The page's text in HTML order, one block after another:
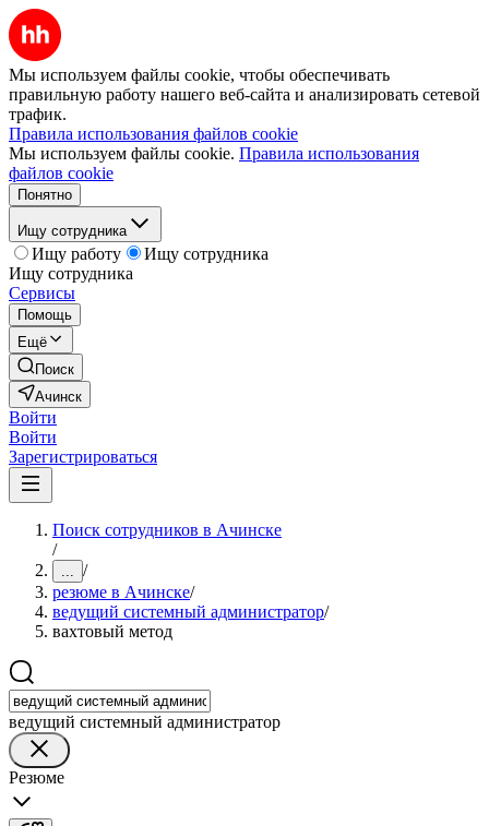
Мы используем файлы cookie, чтобы обеспечивать
правильную работу нашего веб-сайта и анализировать сетевой
трафик.
Правила использования файлов cookie
Мы используем файлы cookie. Правила использования
файлов cookie
Понятно
Ищу сотрудника
Ищу работу
Ищу сотрудника
Ищу сотрудника
Сервисы
Помощь
Ещё
Поиск
Ачинск
Войти
Войти
Зарегистрироваться
Поиск сотрудников в Ачинске
/
... /
резюме в Ачинске/
ведущий системный администратор/
вахтовый метод
ведущий системный администратор
Резюме